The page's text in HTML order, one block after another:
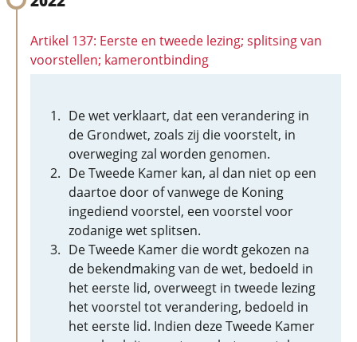
Artikel 137: Eerste en tweede lezing; splitsing van
voorstellen; kamerontbinding
De wet verklaart, dat een verandering in
de Grondwet, zoals zij die voorstelt, in
overweging zal worden genomen.
De Tweede Kamer kan, al dan niet op een
daartoe door of vanwege de Koning
ingediend voorstel, een voorstel voor
zodanige wet splitsen.
De Tweede Kamer die wordt gekozen na
de bekendmaking van de wet, bedoeld in
het eerste lid, overweegt in tweede lezing
het voorstel tot verandering, bedoeld in
het eerste lid. Indien deze Tweede Kamer